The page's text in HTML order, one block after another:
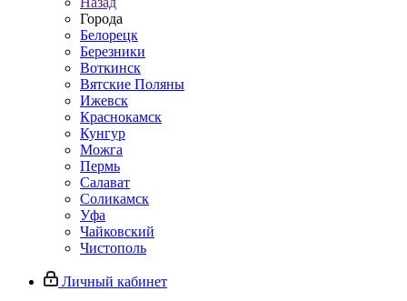
Города
Белорецк
Березники
Воткинск
Вятские Поляны
Ижевск
Краснокамск
Кунгур
Можга
Пермь
Салават
Соликамск
Уфа
Чайковский
Чистополь
Личный кабинет